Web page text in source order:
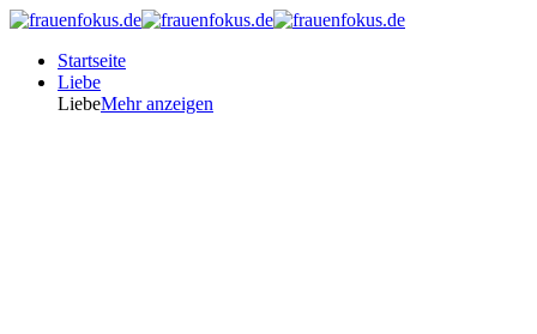
Startseite
Liebe
LiebeMehr anzeigen